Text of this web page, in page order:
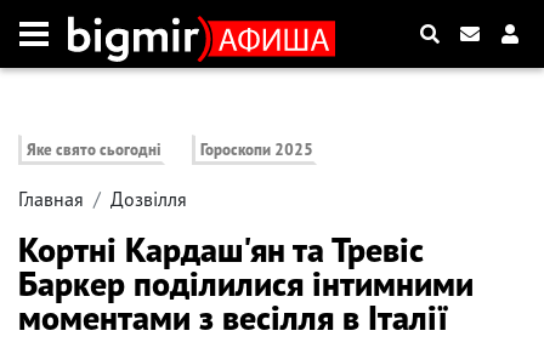
Яке свято сьогодні Гороскопи 2025
Главная Дозвілля
Кортні Кардаш'ян та Тревіс
Баркер поділилися інтимними
моментами з весілля в Італії